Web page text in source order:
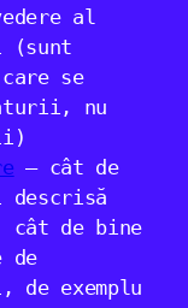
al
(sunt
se
nu
– cât de
descrisă
cât de bine
de
de exemplu